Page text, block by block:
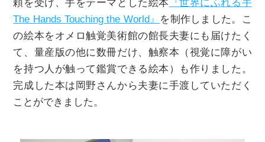
頼を受け、手をテーマとした絵本 『世界にふれる手
The Hands Touching the World』 を制作しました。こ
の絵本をオメロ触覚美術館の館長夫妻にも届けたく
て、量産版の他に数冊だけ、触察本（視覚に障がい
を持つ人が触って鑑賞できる絵本）も作りました。
完成した本は岡野さんから夫妻に手渡していただく
ことができました。